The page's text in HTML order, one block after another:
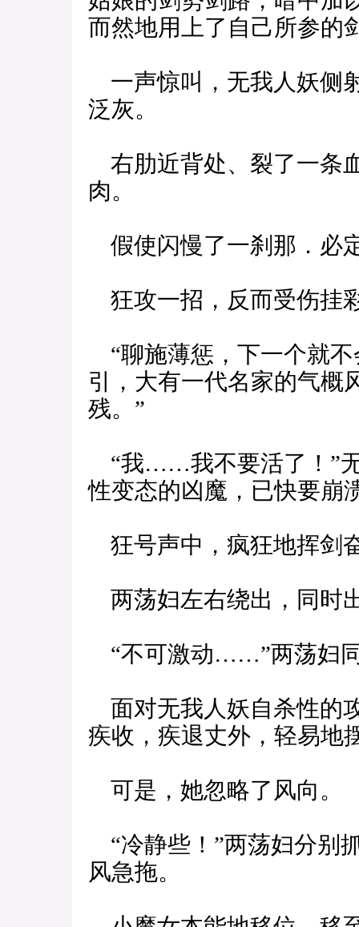
而然地用上了自己所参的
一声惊叫，无我人妖侧
泛灰。
右肋近背处、裂了一条
肉。
假使闪慢了一刹那．必
狂攻一招，反而受伤挂
“聊施薄惩，下一个就不
引，大有一代名家的气概
残。”
“我……我不要活了！”
性变态的凶魔，已快要崩
狂号声中，疯狂地挥剑
两荡妇左右绕出，同时
“不可激动……”两荡妇
面对无我人妖自杀性的
疾收，疾退丈外，轻易地
可是，她忽略了风向。
“冷静些！”两荡妇分别
风急拖。